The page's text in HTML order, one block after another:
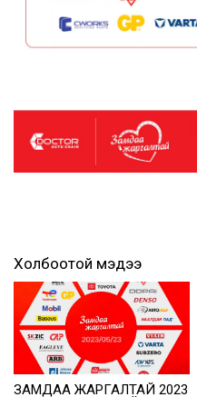
Холбоотой мэдээ
ЗАМДАА ЖАРГАЛТАЙ 2023